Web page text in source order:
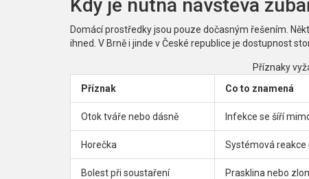
Kdy je nutná návštěva
Domácí prostředky jsou pouze dočasným řešením.
ihned. V Brně i jinde v České republice je dostupnost
Příznaky
Příznak
Co to znamená
Otok tváře nebo dásně Infekce se šíří
Horečka Systémová reakce
Bolest při soustaření Prasklina nebo